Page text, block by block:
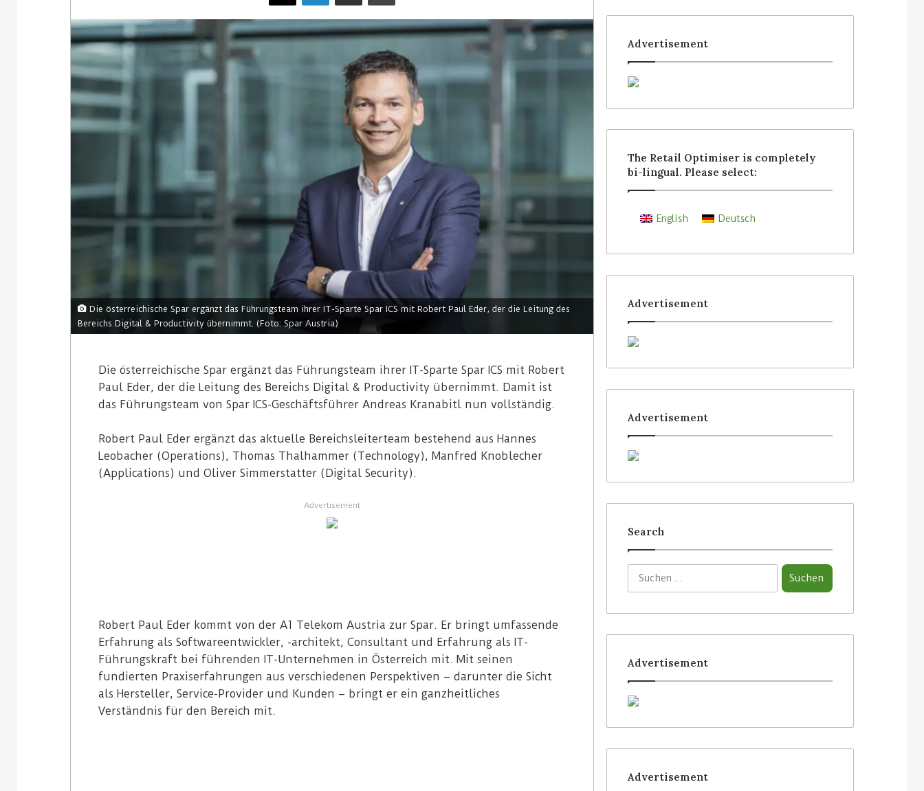
Die österreichische Spar ergänzt das Führungsteam ihrer IT-Sparte Spar ICS mit Robert Paul Eder, der die Leitung des
Bereichs Digital & Productivity übernimmt. (Foto: Spar Austria)
Die österreichische Spar ergänzt das Führungsteam ihrer IT-Sparte Spar ICS mit Robert
Paul Eder, der die Leitung des Bereichs Digital & Productivity übernimmt. Damit ist
das Führungsteam von Spar ICS-Geschäftsführer Andreas Kranabitl nun vollständig.
Robert Paul Eder ergänzt das aktuelle Bereichsleiterteam bestehend aus Hannes
Leobacher (Operations), Thomas Thalhammer (Technology), Manfred Knoblecher
(Applications) und Oliver Simmerstatter (Digital Security).
Advertisement
Robert Paul Eder kommt von der A1 Telekom Austria zur Spar. Er bringt umfassende
Erfahrung als Softwareentwickler, -architekt, Consultant und Erfahrung als IT-
Führungskraft bei führenden IT-Unternehmen in Österreich mit. Mit seinen
fundierten Praxiserfahrungen aus verschiedenen Perspektiven – darunter die Sicht
als Hersteller, Service-Provider und Kunden – bringt er ein ganzheitliches
Verständnis für den Bereich mit.
Advertisement
The Retail Optimiser is completely
bi-lingual. Please select:
English Deutsch
Advertisement
Advertisement
Search
Advertisement
Advertisement